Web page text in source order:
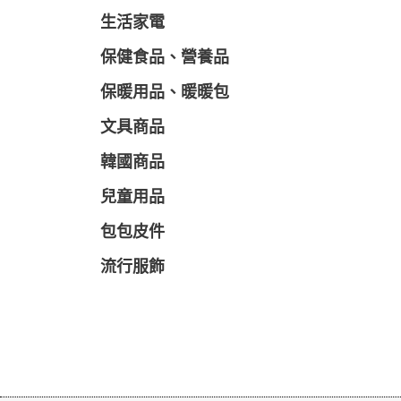
生活家電
保健食品、營養品
保暖用品、暖暖包
文具商品
韓國商品
兒童用品
包包皮件
流行服飾